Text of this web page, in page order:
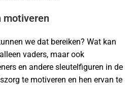
motiveren
we dat bereiken? Wat kan
vaders, maar ook
en andere sleutelfiguren in de
te motiveren en hen ervan te